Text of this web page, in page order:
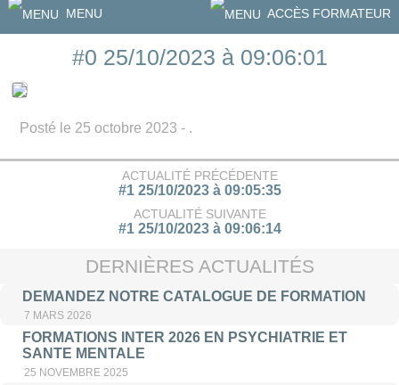
MENU ACCÈS FORMATEUR
#0 25/10/2023 à 09:06:01
Posté le 25 octobre 2023 - .
ACTUALITÉ PRÉCÉDENTE
#1 25/10/2023 à 09:05:35
ACTUALITÉ SUIVANTE
#1 25/10/2023 à 09:06:14
DERNIÈRES ACTUALITÉS
DEMANDEZ NOTRE CATALOGUE DE FORMATION
7 MARS 2026
FORMATIONS INTER 2026 EN PSYCHIATRIE ET
SANTE MENTALE
25 NOVEMBRE 2025